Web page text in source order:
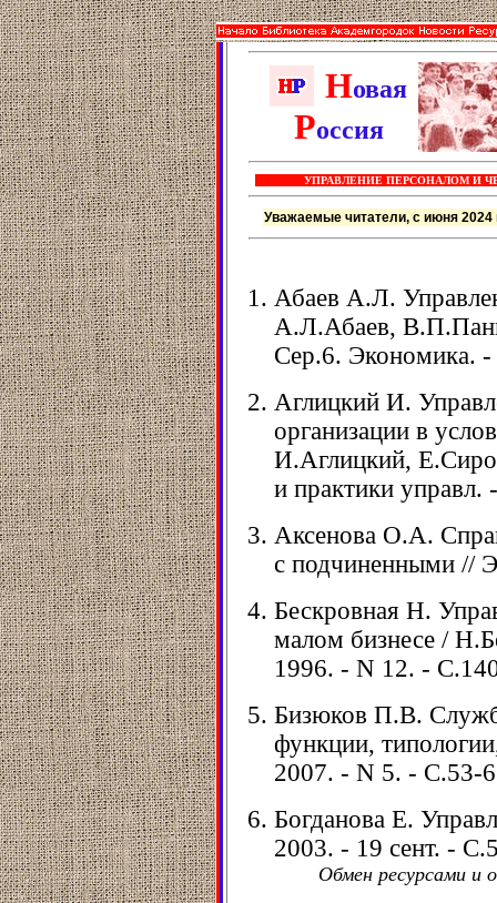
Новая
Россия
УПРАВЛЕНИЕ ПЕРСОНАЛОМ И
Уважаемые читатели, с июня 2024
Абаев А.Л.
А.Л.Абаев,
Сер.6. Экономика.
Аглицкий И.
организации в
И.Аглицкий,
и практики
Аксенова О.А.
с подчиненными //
Бескровная Н.
малом бизнесе /
1996. - N 12. -
Бизюков П.В.
функции,
2007. - N 5. - С.53-
Богданова Е.
2003. - 19 сент. -
Обмен ресурсами и